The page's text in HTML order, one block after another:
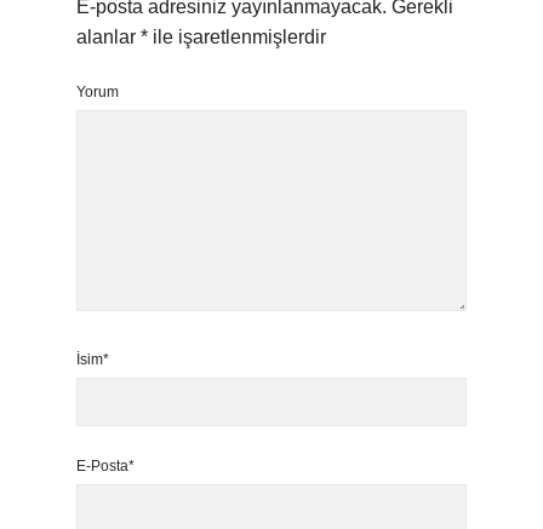
E-posta adresiniz yayınlanmayacak. Gerekli
alanlar * ile işaretlenmişlerdir
Yorum
İsim*
E-Posta*